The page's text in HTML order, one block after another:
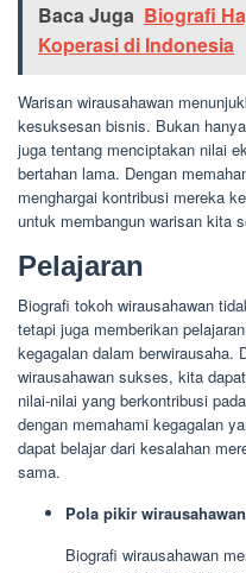
Baca Juga Biografi
Koperasi di Indonesia
Warisan wirausahawan
kesuksesan bisnis. Bukan
juga tentang menciptakan nilai
bertahan lama. Dengan
menghargai kontribusi mereka
untuk membangun warisan kita
Pelajaran
Biografi tokoh wirausahawan
tetapi juga memberikan
kegagalan dalam berwirausaha.
wirausahawan sukses, kita
nilai-nilai yang berkontribusi
dengan memahami kegagalan
dapat belajar dari kesalahan
sama.
Pola pikir wirausahawan
Biografi wirausahawan